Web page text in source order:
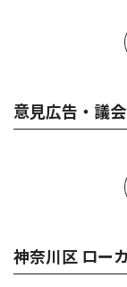
意見広告・議
神奈川区 ロー